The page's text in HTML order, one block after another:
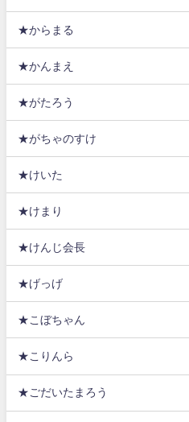
★からまる
★かんまえ
★がたろう
★がちゃのすけ
★けいた
★けまり
★けんじ会長
★げっげ
★こぼちゃん
★こりんら
★ごだいたまろう